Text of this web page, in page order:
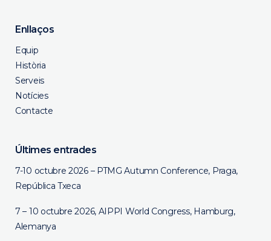
Enllaços
Equip
Història
Serveis
Notícies
Contacte
Últimes entrades
7-10 octubre 2026 – PTMG Autumn Conference, Praga,
República Txeca
7 – 10 octubre 2026, AIPPI World Congress, Hamburg,
Alemanya